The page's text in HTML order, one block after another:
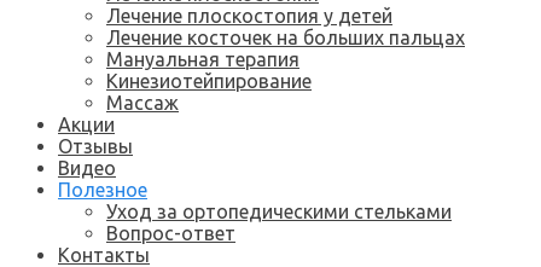
Лечение плоскостопия у детей
Лечение косточек на больших пальцах
Мануальная терапия
Кинезиотейпирование
Массаж
Акции
Отзывы
Видео
Полезное
Уход за ортопедическими стельками
Вопрос-ответ
Контакты